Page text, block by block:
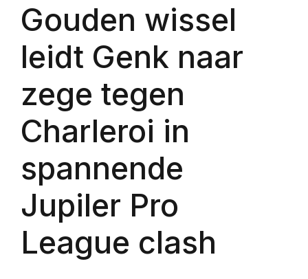
Gouden wissel
leidt Genk naar
zege tegen
Charleroi in
spannende
Jupiler Pro
League clash